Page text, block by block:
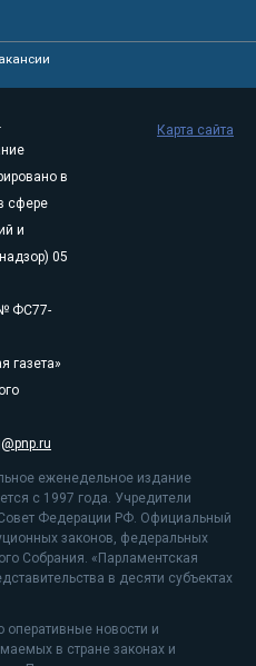
в
сфере
и
05
№ ФС77-
газета»
еженедельное издание
с 1997 года. Учредители
Федерации РФ. Официальный
законов, федеральных
Собрания. «Парламентская
в десяти субъектах
оперативные новости и
в стране законах и
Карта сайта